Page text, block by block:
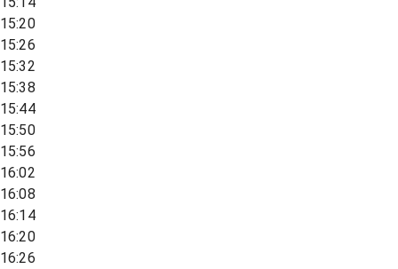
15:20
15:26
15:32
15:38
15:44
15:50
15:56
16:02
16:08
16:14
16:20
16:26